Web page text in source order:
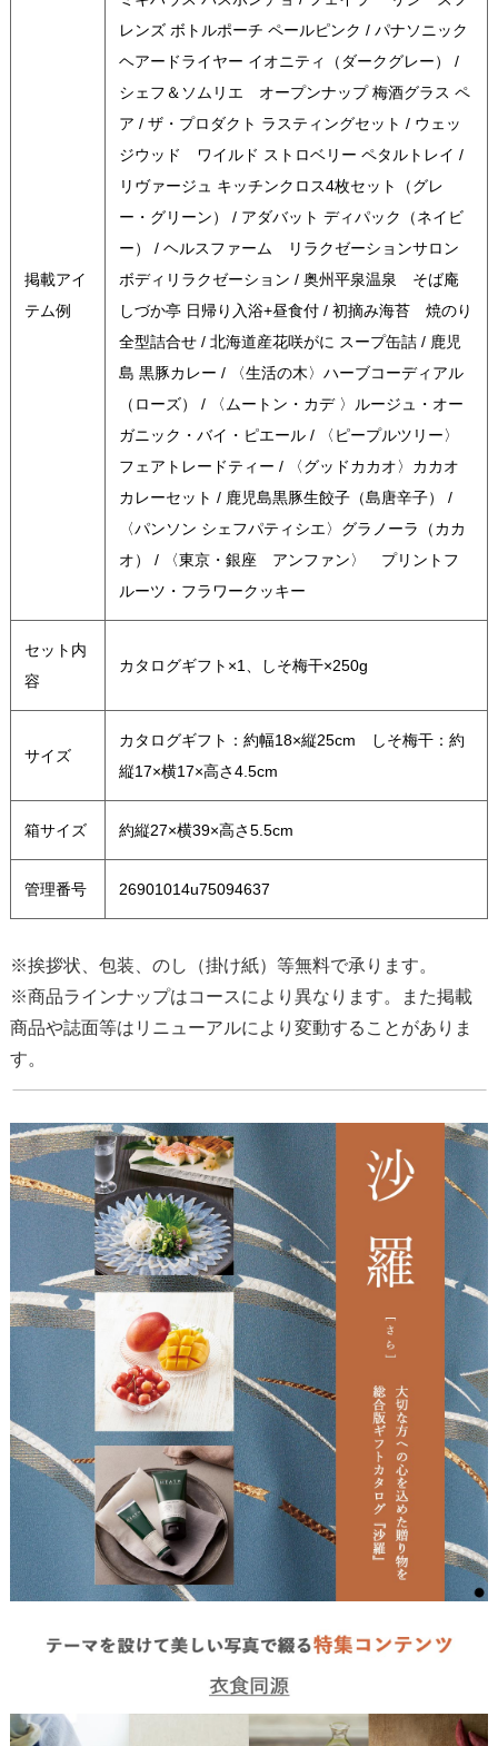
掲載アイ
テム例
レンズ ボトルポーチ ペールピンク / パナソニック
ヘアードライヤー イオニティ（ダークグレー） /
シェフ＆ソムリエ オープンナップ 梅酒グラス ペ
ア / ザ・プロダクト ラスティングセット / ウェッ
ジウッド ワイルド ストロベリー ペタルトレイ /
リヴァージュ キッチンクロス4枚セット（グレ
ー・グリーン） / アダバット ディパック（ネイビ
ー） / ヘルスファーム リラクゼーションサロン
ボディリラクゼーション / 奥州平泉温泉 そば庵
しづか亭 日帰り入浴+昼食付 / 初摘み海苔 焼のり
全型詰合せ / 北海道産花咲がに スープ缶詰 / 鹿児
島 黒豚カレー / 〈生活の木〉ハーブコーディアル
（ローズ） / 〈ムートン・カデ 〉ルージュ・オー
ガニック・バイ・ピエール / 〈ピープルツリー〉
フェアトレードティー / 〈グッドカカオ〉カカオ
カレーセット / 鹿児島黒豚生餃子（島唐辛子） /
〈パンソン シェフパティシエ〉グラノーラ（カカ
オ） / 〈東京・銀座 アンファン〉 プリントフ
ルーツ・フラワークッキー
セット内
容
カタログギフト×1、しそ梅干×250g
サイズ
カタログギフト：約幅18×縦25cm しそ梅干：約
縦17×横17×高さ4.5cm
箱サイズ 約縦27×横39×高さ5.5cm
管理番号 26901014u75094637
※挨拶状、包装、のし（掛け紙）等無料で承ります。
※商品ラインナップはコースにより異なります。また掲載
商品や誌面等はリニューアルにより変動することがありま
す。